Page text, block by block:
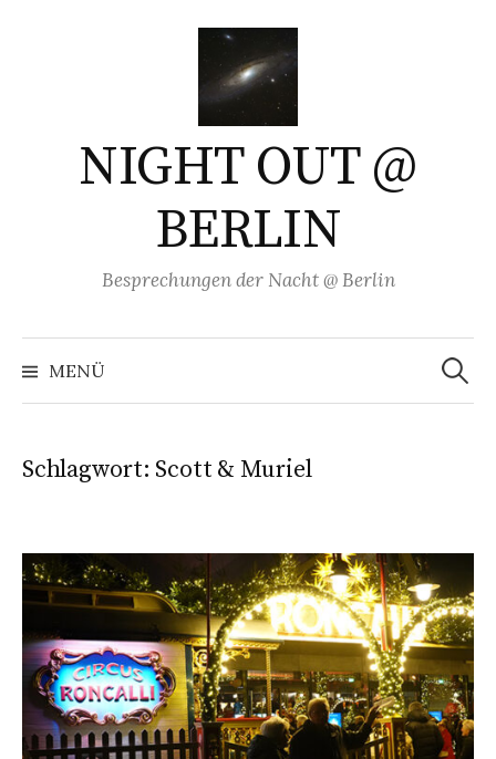
NIGHT OUT @
BERLIN
Besprechungen der Nacht @ Berlin
MENÜ
Suchen
nach:
Schlagwort: Scott & Muriel